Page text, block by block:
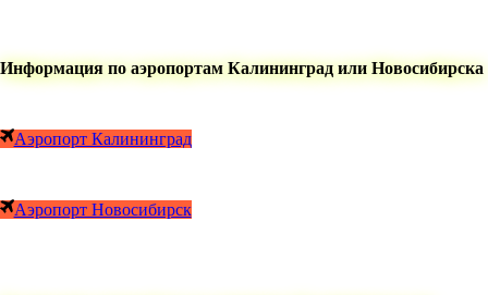
Информация по аэропортам Калининград или Новосибирска
Аэропорт Калининград
Аэропорт Новосибирск